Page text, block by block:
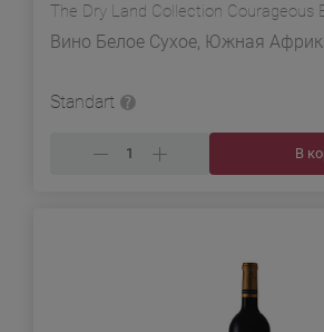
Вино Белое Сухое, Южная
Standart
В